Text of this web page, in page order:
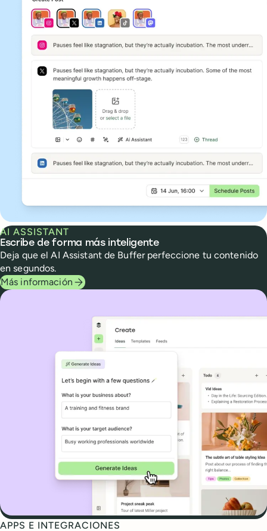
AI ASSISTANT
Escribe de forma más inteligente
Deja que el AI Assistant de Buffer perfeccione tu contenido
en segundos.
Más información
APPS E INTEGRACIONES